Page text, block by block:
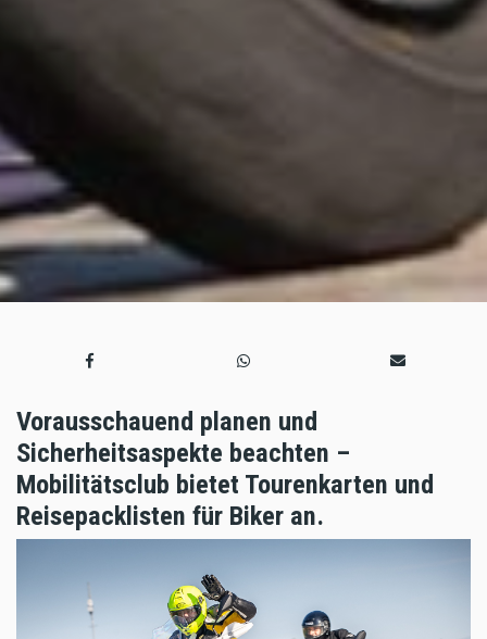
Vorausschauend planen und
Sicherheitsaspekte beachten –
Mobilitätsclub bietet Tourenkarten und
Reisepacklisten für Biker an.